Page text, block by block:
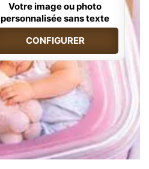
Votre image ou photo
personnalisée sans texte
CONFIGURER